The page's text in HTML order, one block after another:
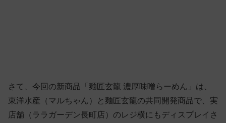
さて、今回の新商品「麺匠玄龍 濃厚味噌らーめん」は、
東洋水産（マルちゃん）と麺匠玄龍の共同開発商品で、実
店舗（ララガーデン長町店）のレジ横にもディスプレイさ